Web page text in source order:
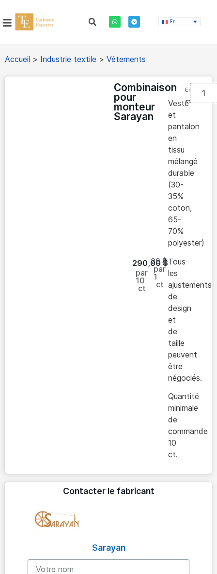
Fr
Accueil > Industrie textile > Vêtements
Combinaison
pour
monteur
Sarayan
290,00$
par
10
ct
29 $
par
1
ct
Veste
et
pantalon
en
tissu
mélangé
durable
(30-
35%
coton,
65-
70%
polyester)
Tous
les
ajustements
de
design
et
de
taille
peuvent
être
négociés.
Quantité
minimale
de
commande
10
ct.
En
stock
Contacter le fabricant
Sarayan